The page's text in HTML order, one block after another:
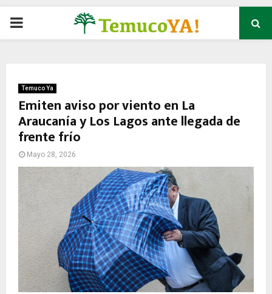
P
M
A
Y
M
E
Temuco Ya
Emiten aviso por viento en La
Araucanía y Los Lagos ante llegada de
frente frío
Mayo 28, 2026